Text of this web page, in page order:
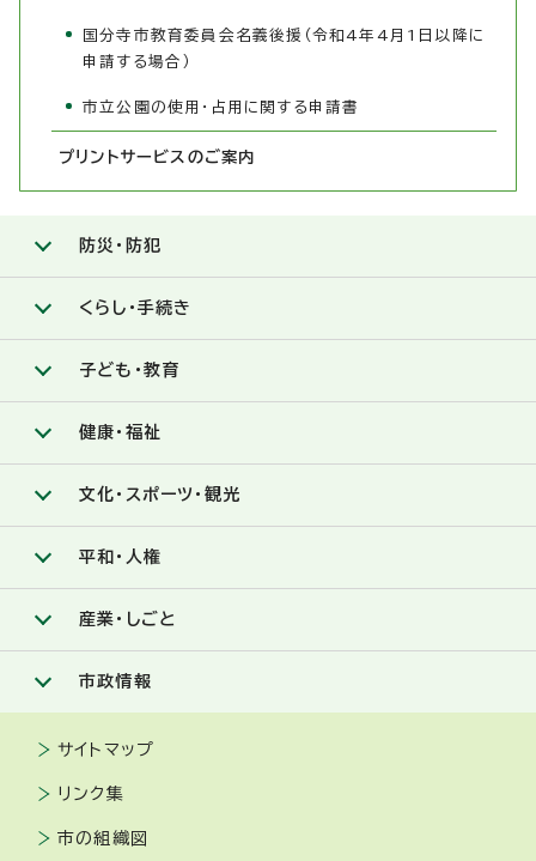
国分寺市教育委員会名義後援（令和4年4月1日以降に
申請する場合）
市立公園の使用・占用に関する申請書
プリントサービスのご案内
防災・防犯
くらし・手続き
子ども・教育
健康・福祉
文化・スポーツ・観光
平和・人権
産業・しごと
市政情報
サイトマップ
リンク集
市の組織図